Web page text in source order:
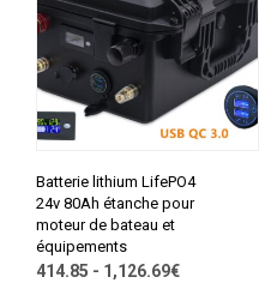
Batterie lithium LifePO4
24v 80Ah étanche pour
moteur de bateau et
équipements
414.85 - 1,126.69€